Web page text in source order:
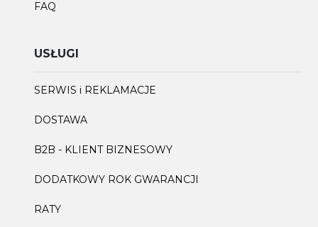
FAQ
USŁUGI
SERWIS i REKLAMACJE
DOSTAWA
B2B - KLIENT BIZNESOWY
DODATKOWY ROK GWARANCJI
RATY